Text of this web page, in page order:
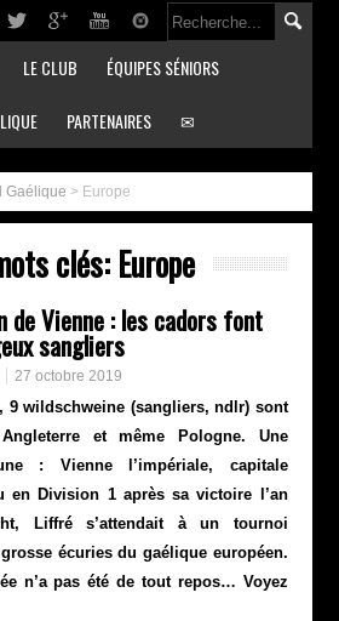
LE CLUB ÉQUIPES SÉNIORS
PARTENAIRES ✉
Gaélique > Europe
clés: Europe
de Vienne : les cadors font
sangliers
27 octobre 2019
9 wildschweine (sangliers, ndlr) sont
et même Pologne. Une
: Vienne l’impériale, capitale
en Division 1 après sa victoire l’an
Liffré s’attendait à un tournoi
écuries du gaélique européen.
n’a pas été de tout repos… Voyez